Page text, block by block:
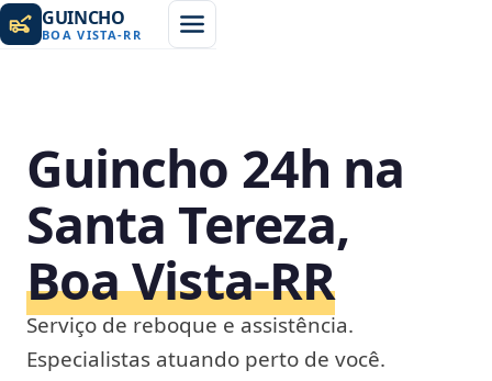
GUINCHO
BOA VISTA-RR
Guincho 24h na
Santa Tereza,
Boa Vista‑RR
Serviço de reboque e assistência.
Especialistas atuando perto de você.